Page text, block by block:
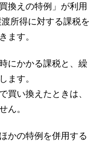
換えの特例」が利用
所得に対する課税を
ます。
にかかる課税と、繰
ます。
買い換えたときは、
ん。
かの特例を併用する